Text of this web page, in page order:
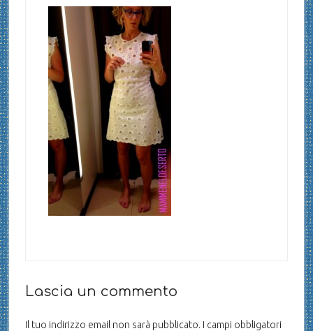
Lascia un commento
Il tuo indirizzo email non sarà pubblicato. I campi obbligatori